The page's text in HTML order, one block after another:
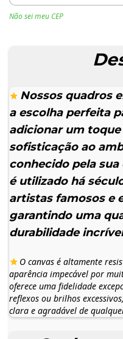
Não sei meu CEP
Nossos quadros
a escolha perfeita
adicionar um toque
sofisticação ao
conhecido pela
é utilizado há
artistas famosos e
garantindo uma
durabilidade
O canvas é altamente
aparência impecável por
oferece uma fidelidade
reflexos ou brilhos
clara e agradável de